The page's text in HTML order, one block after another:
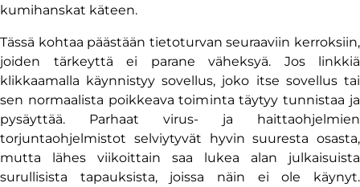
kumihanskat käteen.
Tässä kohtaa päästään tietoturvan seuraaviin kerroksiin,
joiden tärkeyttä ei parane väheksyä. Jos linkkiä
klikkaamalla käynnistyy sovellus, joko itse sovellus tai
sen normaalista poikkeava toiminta täytyy tunnistaa ja
pysäyttää. Parhaat virus- ja haittaohjelmien
torjuntaohjelmistot selviytyvät hyvin suuresta osasta,
mutta lähes viikoittain saa lukea alan julkaisuista
surullisista tapauksista, joissa näin ei ole käynyt.